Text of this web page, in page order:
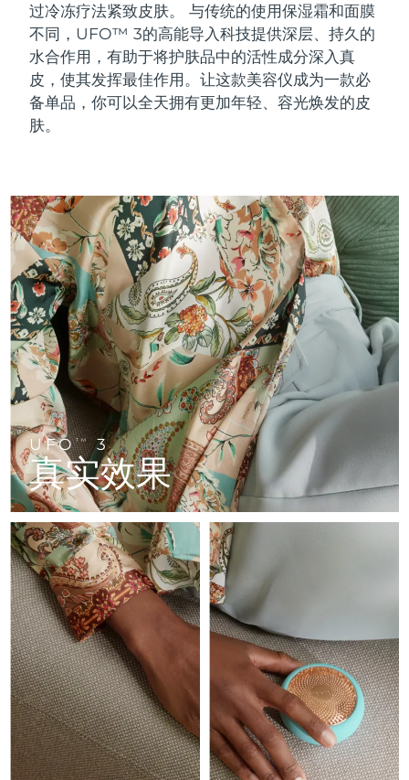
过冷冻疗法紧致皮肤。
与传统的使用保湿霜和面膜
不同，UFO™ 3的高能导入科技提供深层、持久的
水合作用，有助于将护肤品中的活性成分深入真
皮，使其发挥最佳作用。让这款美容仪成为一款必
备单品，你可以全天拥有更加年轻、容光焕发的皮
肤。
UFOTM 3
真实效果
LUNA™ 4 Plus
Massage, LED heating
LUNA™ 4 mini
For young skin, T-zone
LUNA™ 4 go
For travel or gym bag
LUNA™ 护肤
Premium cleansers & balm
LUNA™ 设备
All facial cleansing devices
BEAR™ 2 go
Microcurrent toning on-the-go
面部提拉护理
Premium anti-aging skincare
BEAR™ 设备
All premium facelift devices
补水保湿
UFO™ 3 套装
Deep facial hydration
device
UFO™ 3 mini
Red light therapy device for young skin
UFO™ 3 go
Portable red light therapy
面膜
Rejuvenation & hydration
UFO™ 设备
All deep facial hydration devices
口腔护理
issa™ 4
Hybrid silicone sonic toothbrush
issa™ 4 smile
Hybrid silicone sonic toothbrush
issa™ 4 baby
For ages 0-3
issa™ Teeth Whitening Set
Dual LED + sonic device & 18% PAP gel
ISSA™ 设备
All silicone sonic toothbrushes
FAQ™ 抗老护理
抗老
FAQ™ 101
Clinical anti-aging
FAQ™ 102
Advanced clinical anti-aging
FAQ™ 103
Luxurious clinical anti-aging set
FAQ™ P1 Primer
Manuka honey primer
FAQ™护肤品
All FAQ™ skincare
FAQ™产品
All anti-aging treatments
LED治疗
FAQ™ 201
LED mask
FAQ™ 202
LED mask
FAQ™ 211
Anti-aging neck & décolleté LED mask
FAQ™ 221
Anti-aging LED hand mask
FAQ™护肤品
All FAQ™ skincare
FAQ™产品
All LED treatments
生发
FAQ™ 301
LED hair strengthening scalp massager
FAQ™ Scalp Serum
Scalp recovery probiotic serum
FAQ™护肤品
All FAQ™ skincare
FAQ™产品
All hair treatments
肌肤年轻化
NEW
FAQ™ 501
Full-Spectrum Red Light Therapy
FAQ™ 502
Full-Spectrum Red Light Therapy
FAQ™ Red Light Serum
FAQ™ skincare
All FAQ™ skincare
FAQ™ products
All toning treatments
保健品
NEW
专业治疗
脱毛
PEACH™ 2 Pro Max
Professional IPL hair removal device
PEACH™ 2
IPL hair removal
身体护理
BEAR™ 2 body
Microcurrent body toning
LUNA™ 4 body
Massaging body brush
痘肌护理
ESPADA™ 2 plus
Recurring acne LED therapy
眼部护理
BEAR™ 2 eyes & lips
Microcurrent line smoothing device
波斯尼亚和黑塞哥维那 预计送达日期8/12/26
文莱 预计送达日期8/14/26
保加利亚 预计送达日期8/9/26
中国 预计送达日期8/9/26
哥伦比亚 预计送达日期8/13/26
克罗地亚 预计送达日期 8/9/26
塞浦路斯 预计送达日期 8/10/26
捷克 预计送达日期8/9/26
丹麦 预计送达日期
爱沙尼亚 预计送达日期8/9/26
芬兰
法国 预计送达日期
法属波利尼西亚
德国 预计送达日期8/9/26
直布罗陀 预计送达日期8/13/26
希腊 预计送达日期8/9/26